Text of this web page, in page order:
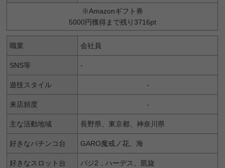
※Amazonギフト券
5000円獲得まで残り3716pt
職業 会社員
SNS等 -
遊技スタイル -
来店頻度 -
主な活動地域 長野県、東京都、神奈川県
好きなパチンコ台 GARO魔戒ノ花、海
好きなスロット台 バジ2，ハーデス、凱旋